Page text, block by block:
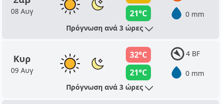
08 Αυγ
21°C
0 mm
Πρόγνωση ανά 3 ώρες
Κυρ
09 Αυγ
32°C
21°C
4 BF
0 mm
Πρόγνωση ανά 3 ώρες